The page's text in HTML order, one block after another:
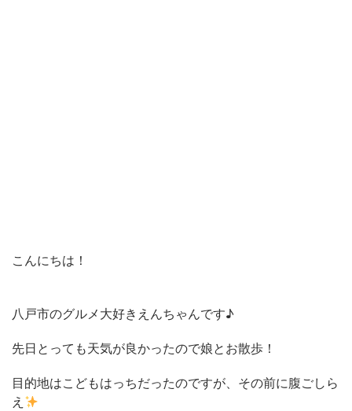
こんにちは！
八戸市のグルメ大好きえんちゃんです♪
先日とっても天気が良かったので娘とお散歩！
目的地はこどもはっちだったのですが、その前に腹ごしら
え